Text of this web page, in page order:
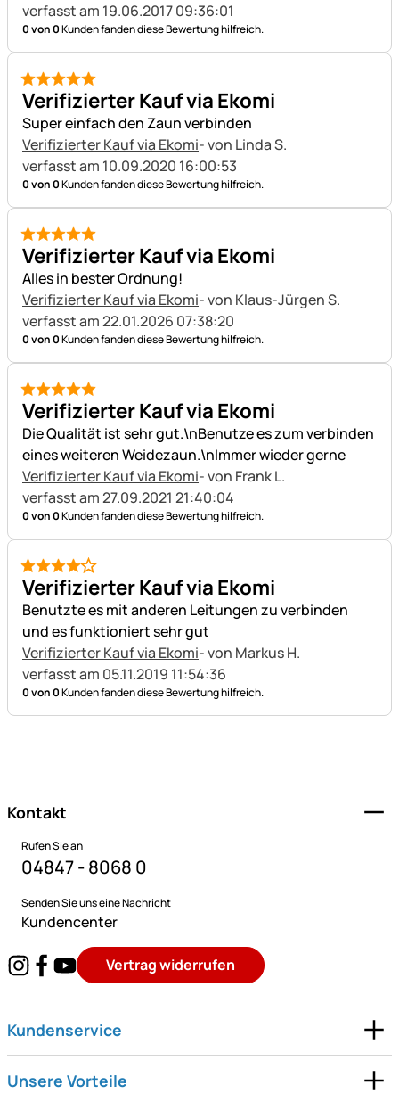
verfasst am 19.06.2017 09:36:01
0 von 0Kunden fanden diese Bewertung hilfreich.
5 von 5
Verifizierter Kauf via Ekomi
Super einfach den Zaun verbinden
Verifizierter Kauf via Ekomi- von Linda S.
verfasst am 10.09.2020 16:00:53
0 von 0Kunden fanden diese Bewertung hilfreich.
5 von 5
Verifizierter Kauf via Ekomi
Alles in bester Ordnung!
Verifizierter Kauf via Ekomi- von Klaus-Jürgen S.
verfasst am 22.01.2026 07:38:20
0 von 0Kunden fanden diese Bewertung hilfreich.
5 von 5
Verifizierter Kauf via Ekomi
Die Qualität ist sehr gut.\nBenutze es zum verbinden
eines weiteren Weidezaun.\nImmer wieder gerne
Verifizierter Kauf via Ekomi- von Frank L.
verfasst am 27.09.2021 21:40:04
0 von 0Kunden fanden diese Bewertung hilfreich.
4 von 5
Verifizierter Kauf via Ekomi
Benutzte es mit anderen Leitungen zu verbinden
und es funktioniert sehr gut
Verifizierter Kauf via Ekomi- von Markus H.
verfasst am 05.11.2019 11:54:36
0 von 0Kunden fanden diese Bewertung hilfreich.
Kontakt
Rufen Sie an
04847 - 8068 0
Senden Sie uns eine Nachricht
Kundencenter
Vertrag widerrufen
Kundenservice
Unsere Vorteile